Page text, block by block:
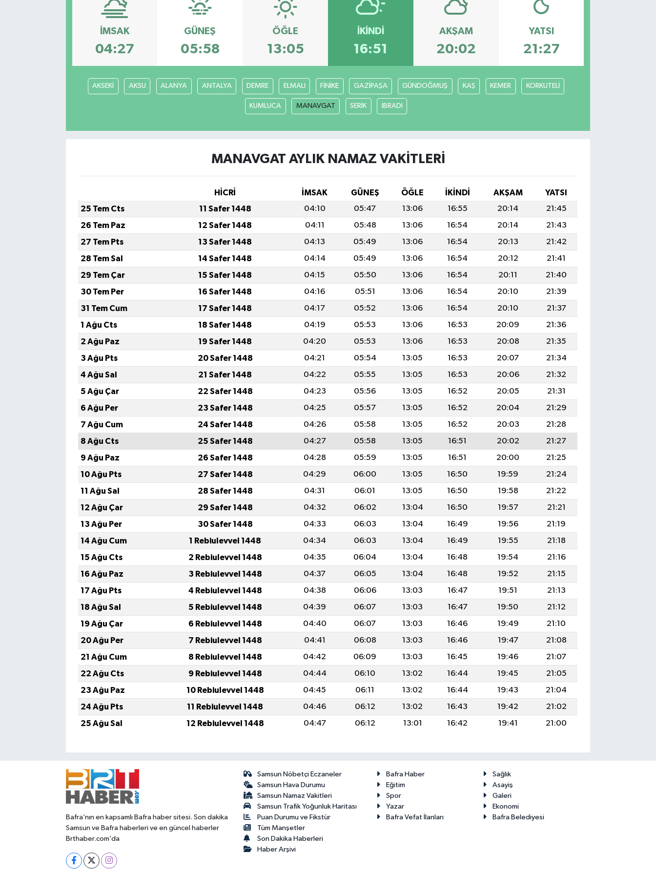
İMSAK
04:27
GÜNEŞ
05:58
ÖĞLE
13:05
İKINDI
16:51
AKŞAM
20:02
YATSI
21:27
AKSEKİ AKSU ALANYA ANTALYA DEMRE ELMALI FİNİKE GAZİPAŞA GÜNDOĞMUŞ KAŞ KEMER KORKUTELİ
KUMLUCA MANAVGAT SERİK İBRADI
MANAVGAT AYLIK NAMAZ VAKITLERI
HİCRİ İMSAK GÜNEŞ ÖĞLE İKINDI AKŞAM
YATSI
25 Tem Cts
11 Safer 1448 04:10 05:47 13:06 16:55 20:14
21:45
26 Tem Paz
12 Safer 1448 04:11 05:48 13:06 16:54 20:14
21:43
27 Tem Pts
13 Safer 1448 04:13 05:49 13:06 16:54 20:13
21:42
28 Tem Sal
14 Safer 1448 04:14 05:49 13:06 16:54 20:12
21:41
29 Tem Çar
15 Safer 1448 04:15 05:50 13:06 16:54 20:11
21:40
30 Tem Per
16 Safer 1448 04:16 05:51 13:06 16:54 20:10
21:39
31 Tem Cum
17 Safer 1448 04:17 05:52 13:06 16:54 20:10
21:37
1 Ağu Cts
18 Safer 1448 04:19 05:53 13:06 16:53 20:09
21:36
2 Ağu Paz
19 Safer 1448 04:20 05:53 13:06 16:53 20:08
21:35
3 Ağu Pts
20 Safer 1448 04:21 05:54 13:05 16:53 20:07
21:34
4 Ağu Sal
21 Safer 1448 04:22 05:55 13:05 16:53 20:06
21:32
5 Ağu Çar
22 Safer 1448 04:23 05:56 13:05 16:52 20:05
21:31
6 Ağu Per
23 Safer 1448 04:25 05:57 13:05 16:52 20:04
21:29
7 Ağu Cum
24 Safer 1448 04:26 05:58 13:05 16:52 20:03
21:28
8 Ağu Cts
25 Safer 1448 04:27 05:58 13:05 16:51 20:02
21:27
9 Ağu Paz
26 Safer 1448 04:28 05:59 13:05 16:51 20:00
21:25
10 Ağu Pts
27 Safer 1448 04:29 06:00 13:05 16:50 19:59
21:24
11 Ağu Sal
28 Safer 1448 04:31 06:01 13:05 16:50 19:58
21:22
12 Ağu Çar
29 Safer 1448 04:32 06:02 13:04 16:50 19:57
21:21
13 Ağu Per
30 Safer 1448 04:33 06:03 13:04 16:49 19:56
21:19
14 Ağu Cum
1 Rebiulevvel 1448 04:34 06:03 13:04 16:49 19:55
21:18
15 Ağu Cts
2 Rebiulevvel 1448 04:35 06:04 13:04 16:48 19:54
21:16
16 Ağu Paz
3 Rebiulevvel 1448 04:37 06:05 13:04 16:48 19:52
21:15
17 Ağu Pts
4 Rebiulevvel 1448 04:38 06:06 13:03 16:47 19:51
21:13
18 Ağu Sal
5 Rebiulevvel 1448 04:39 06:07 13:03 16:47 19:50
21:12
19 Ağu Çar
6 Rebiulevvel 1448 04:40 06:07 13:03 16:46 19:49
21:10
20 Ağu Per
7 Rebiulevvel 1448 04:41 06:08 13:03 16:46 19:47
21:08
21 Ağu Cum
8 Rebiulevvel 1448 04:42 06:09 13:03 16:45 19:46
21:07
22 Ağu Cts
9 Rebiulevvel 1448 04:44 06:10 13:02 16:44 19:45
21:05
23 Ağu Paz
10 Rebiulevvel 1448 04:45 06:11 13:02 16:44 19:43
21:04
24 Ağu Pts
11 Rebiulevvel 1448 04:46 06:12 13:02 16:43 19:42
21:02
25 Ağu Sal
12 Rebiulevvel 1448 04:47 06:12 13:01 16:42 19:41 21:00
Bafra’nın en kapsamlı Bafra haber sitesi. Son dakika
Samsun ve Bafra haberleri ve en güncel haberler
Brthaber.com’da
Samsun Nöbetçi Eczaneler
Samsun Hava Durumu
Samsun Namaz Vakitleri
Samsun Trafik Yoğunluk Haritası
Puan Durumu ve Fikstür
Tüm Manşetler
Son Dakika Haberleri
Haber Arşivi
Bafra Haber
Sağlık
Eğitim
Asayiş
Spor
Galeri
Yazar
Ekonomi
Bafra Vefat İlanları
Bafra Belediyesi